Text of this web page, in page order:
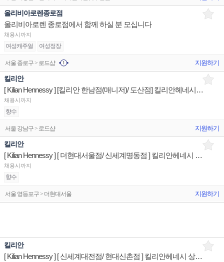
올리비아로렌종로점
올리비아로렌 종로점에서 함께 하실 분 모십니다
채용시까지
여성캐주얼 여성정장
서울 종로구 > 로드샵 지원하기
킬리안
[ Kilian Hennessy ] [킬리안 한남점(매니저)/ 도산점] 킬리안헤네시 상품/진열/지원 판매직원
채용시까지
향수
서울 강남구 > 로드샵 지원하기
킬리안
[ Kilian Hennessy ] [ 더현대서울점/ 신세계명동점 ] 킬리안헤네시 상품/진열/지원 판매직원
채용시까지
향수
서울 영등포구 > 더현대서울 지원하기
킬리안
[ Kilian Hennessy ] [ 신세계대전점/ 현대신촌점 ] 킬리안헤네시 상품/진열/지원 판매직원